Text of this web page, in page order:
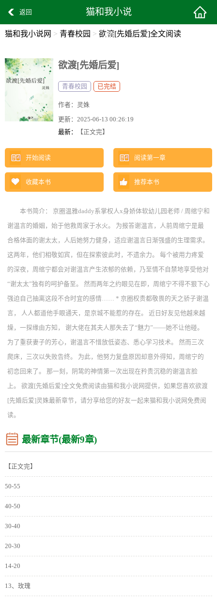
返回 猫和我小说
网
猫和我小说网 > 青春校园 > 欲渡[先婚后爱]全文阅读
欲渡[先婚后爱]
青春校园 已完结
作者： 灵姝
更新： 2025-06-13 00:26:19
最新：
【正文完】
开始阅读 阅读第一章
收藏本书 推荐本书
本书简介： 京圈温雅daddy系掌权人x身娇体软幼儿园老师 / 周绾宁和
谢温言的婚姻，始于他救周家于水火。 为报答谢温言，人前周绾宁是最
合格体面的谢太太，人后她努力健身，适应谢温言日渐强盛的生理需求。
这两年，他们相敬如宾，但在探索彼此时，不遗余力。 每个被用力疼爱
的深夜，周绾宁都会对谢温言产生浓郁的依赖，乃至情不自禁地享受他对
“谢太太”独有的呵护备至。 然而两年之约眼见在即，周绾宁不得不狠下心
强迫自己抽离这段不合时宜的感情…… * 京圈权贵都敬畏的天之骄子谢温
言， 人人都道他手眼通天，是京城不能惹的存在。 近日好友见他越来越
燥，一探缘由方知， 谢大佬在其夫人那失去了“魅力”——她不让他碰。
为了重获妻子的芳心，谢温言不惜放低姿态、悉心学习技术。 然而三次
爬床，三次以失败告终。 为此，他努力复盘原因却意外得知，周绾宁的
初恋回来了。 那一刻，阴鸷的神情第一次出现在矜贵沉稳的谢温言脸
上。 欲渡[先婚后爱]全文免费阅读由猫和我小说网提供，如果您喜欢欲渡
[先婚后爱]灵姝最新章节，请分享给您的好友一起来猫和我小说网免费阅
读。
最新章节(最新9章)
【正文完】
50-55
40-50
30-40
20-30
14-20
13、玫瑰